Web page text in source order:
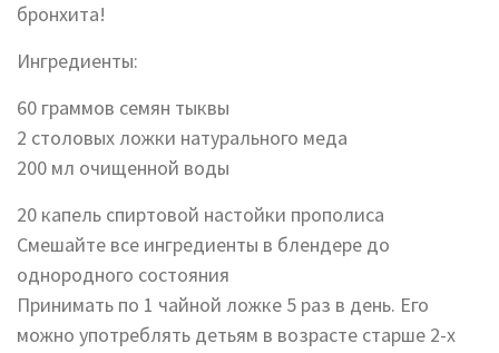
бронхита!
Ингредиенты:
60 граммов семян тыквы
2 столовых ложки натурального меда
200 мл очищенной воды
20 капель спиртовой настойки прополиса
Смешайте все ингредиенты в блендере до
однородного состояния
Принимать по 1 чайной ложке 5 раз в день. Его
можно употреблять детьям в возрасте старше 2-х